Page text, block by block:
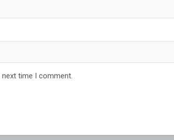
time I comment.